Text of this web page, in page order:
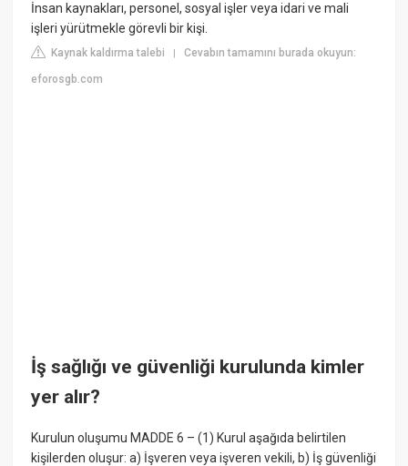
İnsan kaynakları, personel, sosyal işler veya idari ve mali
işleri yürütmekle görevli bir kişi.
Kaynak kaldırma talebi |Cevabın tamamını burada okuyun:
eforosgb.com
İş sağlığı ve güvenliği kurulunda kimler
yer alır?
Kurulun oluşumu MADDE 6 – (1) Kurul aşağıda belirtilen
kişilerden oluşur: a) İşveren veya işveren vekili, b) İş güvenliği